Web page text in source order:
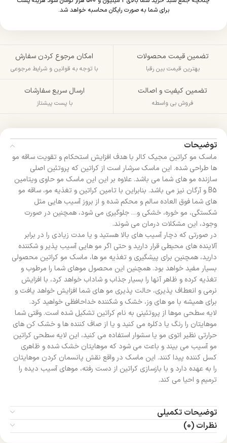
برای شما به صورت رایگان محاسبه خواهد شد.
تضمین قیمت محصولات
بهترین قیمت بین رقبا
امکان مرجوع کردن سفارش
با توجه به قوانین و شرایط مرجوعی
تضمین کیفیت و اصالت
فروش بی واسطه
ارسال سریع سفارشات
با پست پیشتاز
توضیحات
ماسک مو کراتین مجیک کالر با هدف افزایش استحکام و تقویت ساقه مو
ها طراحی شده. این ماسک سرشار است از کراتین که پروتئین اصلی
سازنده مو های شما می باشد. علاوه بر این این ماسک مو حاوی ویتامین
B5 و آرگان نیز می باشد. بنابراین با تامین کراتین و تغذیه مو، ساقه مو
های شما فوق العاده سالم و محکم شده و از بروز آسیب هایی مثل
شکستگی، مو خوره، خشکی و… جلوگیری می شود، همچنین در صورت
وجود، این مشکلات درمان می شوند.
در صورتی که دچار آسیب های بالا هستید و یا مدت زیادی را در برابر
آلاینده های محیطی قرار دارید و حتی اگر مو هایی آسیب پذیر و شکننده
دارید، همچنین برای پیشگیری و تغذیه مو ها، ماسک مو کراتین محصولی
بسیار مفید خواهد بود. همچنین این محصول موهای شما را مرطوب و
تغذیه کرده و ظاهر آنها را بسیار جذاب و شاداب خواهد کرد، با افزایش
نرمی و انعطاف پذیری، حالت پذیری مو های شما افزایش خواهد یافت و
برای همیشه با مو های وز، خشک و شکننده خداحافظی خواهید کرد.
لایه سطحی موها از پروتئینی به نام کراتین تشکیل شده است. وقتی شما
موهایتان را رنگ یا دکلره می کنید و یا از صاف کننده ها و خشک کن های
حرارتی نظیر اتوی مو یا سشوار استفاده می کنید، این لایه سطحی کراتین
مو آسیب می بیند و باعث می شود که موهایتان خشک شده و ظاهری
کسل کننده پیدا کنند. این ماسک در واقع نقش پانسمان کردن موهایتان
را به عهده دارد و با بازسازی کراتین از دست رفته، موهای آسیب دیده را
ترمیم و احیا می کند.
توضیحات تکمیلی
نظرات (0)